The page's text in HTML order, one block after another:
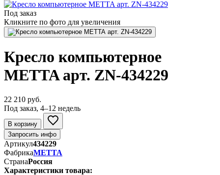
Под заказ
Кликните по фото для увеличения
Кресло компьютерное
METTA арт. ZN-434229
22 210 руб.
Под заказ, 4–12 недель
В корзину
Запросить инфо
Артикул434229
ФабрикаMETTA
СтранаРоссия
Характеристики товара: